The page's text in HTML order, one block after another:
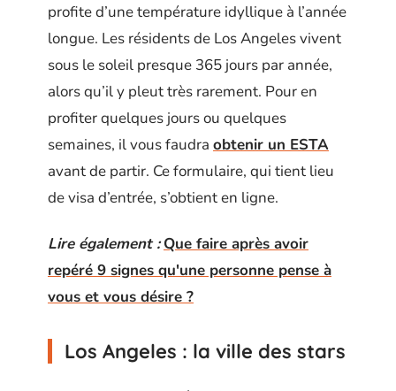
profite d’une température idyllique à l’année
longue. Les résidents de Los Angeles vivent
sous le soleil presque 365 jours par année,
alors qu’il y pleut très rarement. Pour en
profiter quelques jours ou quelques
semaines, il vous faudra obtenir un ESTA
avant de partir. Ce formulaire, qui tient lieu
de visa d’entrée, s’obtient en ligne.
Lire également : Que faire après avoir
repéré 9 signes qu'une personne pense à
vous et vous désire ?
Los Angeles : la ville des stars